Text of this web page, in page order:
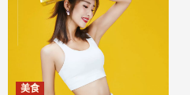
美食